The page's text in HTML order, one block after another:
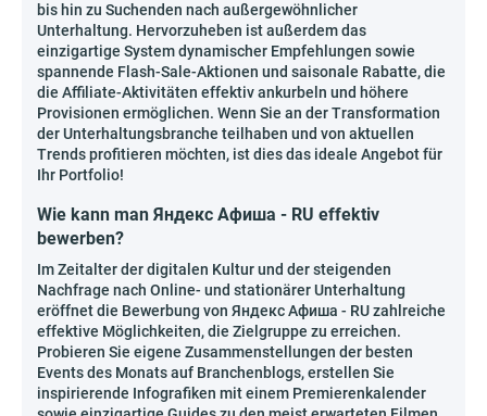
bis hin zu Suchenden nach außergewöhnlicher
Unterhaltung. Hervorzuheben ist außerdem das
einzigartige System dynamischer Empfehlungen sowie
spannende Flash-Sale-Aktionen und saisonale Rabatte, die
die Affiliate-Aktivitäten effektiv ankurbeln und höhere
Provisionen ermöglichen. Wenn Sie an der Transformation
der Unterhaltungsbranche teilhaben und von aktuellen
Trends profitieren möchten, ist dies das ideale Angebot für
Ihr Portfolio!
Wie kann man Яндекс Афиша - RU effektiv
bewerben?
Im Zeitalter der digitalen Kultur und der steigenden
Nachfrage nach Online- und stationärer Unterhaltung
eröffnet die Bewerbung von Яндекс Афиша - RU zahlreiche
effektive Möglichkeiten, die Zielgruppe zu erreichen.
Probieren Sie eigene Zusammenstellungen der besten
Events des Monats auf Branchenblogs, erstellen Sie
inspirierende Infografiken mit einem Premierenkalender